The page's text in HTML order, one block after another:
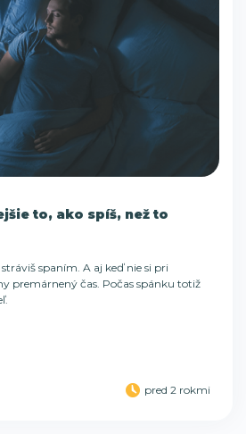
to, ako spíš, než to
spaním. A aj keď nie si pri
premárnený čas. Počas spánku totiž
pred 2 rokmi